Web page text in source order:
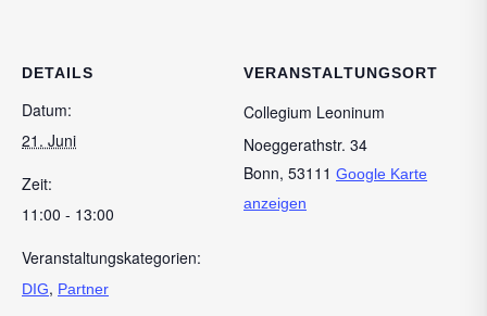
DETAILS
Datum:
21. Juni
Zeit:
11:00 - 13:00
Veranstaltungskategorien:
DIG, Partner
VERANSTALTUNGSORT
Collegium Leoninum
Noeggerathstr. 34
Bonn, 53111 Google Karte
anzeigen